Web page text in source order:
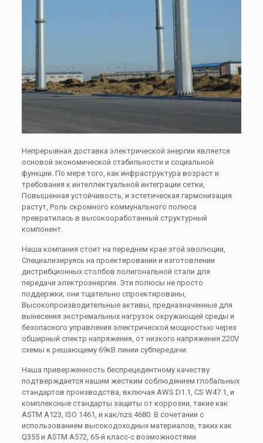
Непрерывная доставка электрической энергии является
основой экономической стабильности и социальной
функции. По мере того, как инфраструктура возраст и
требования к интеллектуальной интеграции сетки,
Повышенная устойчивость, и эстетическая гармонизация
растут, Роль скромного коммунального полюса
превратилась в высокооработанный структурный
компонент.
Наша компания стоит на переднем крае этой эволюции,
Специализируясь на проектировании и изготовлении
дистрибционных столбов полигональной стали для
передачи электроэнергии. Эти полюсы не просто
поддержки; они тщательно спроектированы,
Высокопроизводительные активы, предназначенные для
вынесения экстремальных нагрузок окружающей среды и
безопасного управления электрической мощностью через
обширный спектр напряжения, от низкого напряжения 220V
схемы к решающему 69кВ линии субпередачи.
Наша приверженность беспрецедентному качеству
подтверждается нашим жестким соблюдением глобальных
стандартов производства, включая AWS D1.1, CS W47.1, и
комплексные стандарты защиты от коррозии, такие как
ASTM A123, ISO 1461, и как/nzs 4680. В сочетании с
использованием высокодоходных материалов, таких как
Q355 и ASTM A572, 65-й класс-с возможностями